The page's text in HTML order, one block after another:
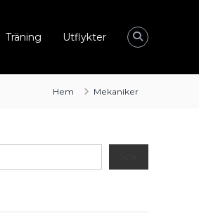
Träning Utflykter
Hem Mekaniker